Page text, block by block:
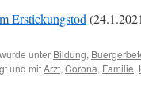
Erstickungstod
unter Bildung,
und mitArzt, Corona, Familie,